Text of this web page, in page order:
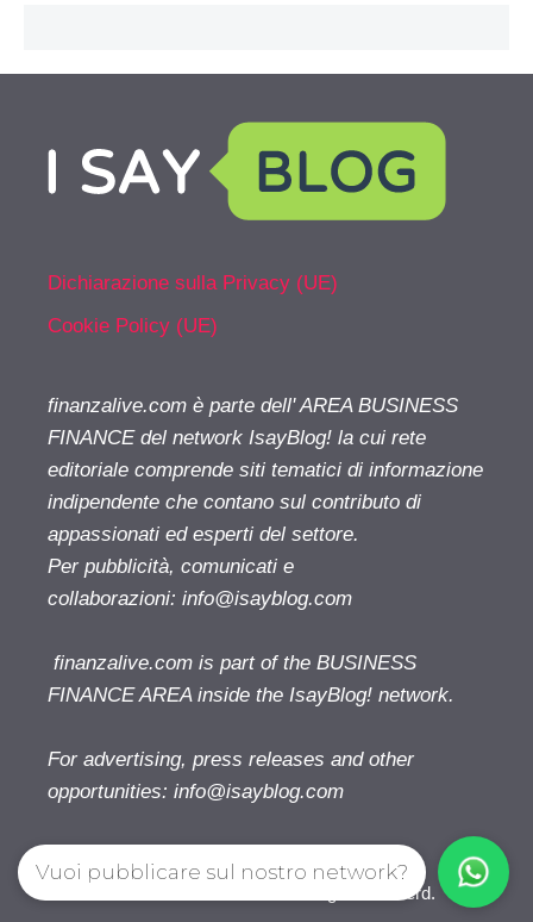
Dichiarazione sulla Privacy (UE)
Cookie Policy (UE)
finanzalive.com è parte dell' AREA BUSINESS
FINANCE del network IsayBlog! la cui rete
editoriale comprende siti tematici di informazione
indipendente che contano sul contributo di
appassionati ed esperti del settore.
Per pubblicità, comunicati e
collaborazioni: info@isayblog.com
finanzalive.com is part of the BUSINESS
FINANCE AREA inside the IsayBlog! network.
For advertising, press releases and other
opportunities: info@isayblog.com
Finanzalive.com © 2026. All right reserverd.
Vuoi pubblicare sul nostro network?